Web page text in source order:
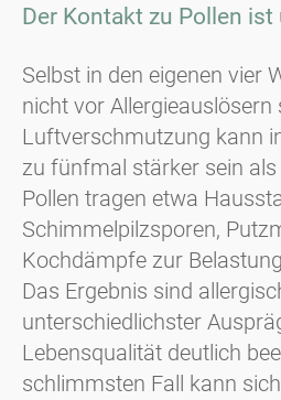
Der Kontakt zu Pollen
Selbst in den eigenen vier
nicht vor Allergieauslösern
Luftverschmutzung kann
zu fünfmal stärker sein
Pollen tragen etwa
Schimmelpilzsporen,
Kochdämpfe zur
Das Ergebnis sind
unterschiedlichster
Lebensqualität deutlich
schlimmsten Fall kann